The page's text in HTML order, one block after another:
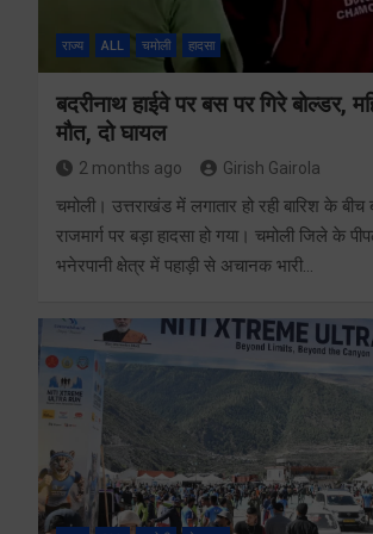
राज्य ALL चमोली हादसा
बदरीनाथ हाईवे पर बस पर गिरे बोल्डर,
मौत, दो घायल
2 months ago Girish Gairola
चमोली। उत्तराखंड में लगातार हो रही बारिश के बीच
राजमार्ग पर बड़ा हादसा हो गया। चमोली जिले के
भनेरपानी क्षेत्र में पहाड़ी से अचानक भारी…